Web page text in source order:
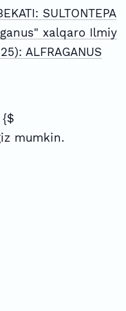
SULTONTEPA
xalqaro Ilmiy
ALFRAGANUS
mumkin.